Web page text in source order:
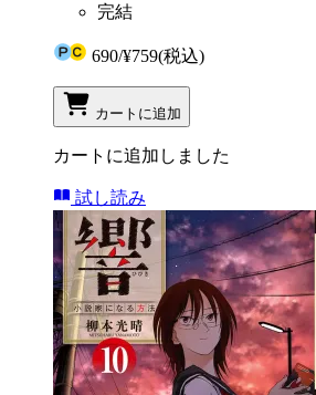
完結
690/¥759(税込)
カートに追加
カートに追加しました
試し読み